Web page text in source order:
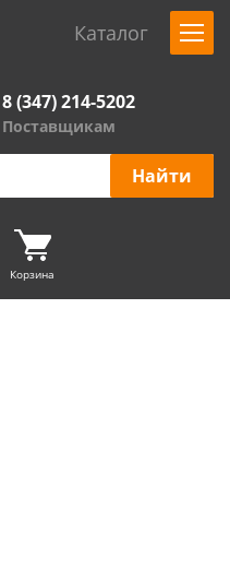
Каталог
8 (347) 214-5202
Поставщикам
Корзина